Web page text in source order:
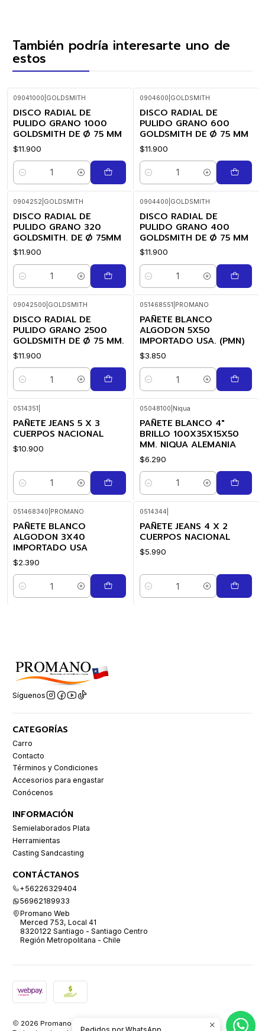
También podría interesarte uno de
estos
09041000 GOLDSMITH
DISCO RADIAL DE
PULIDO GRANO 1000
GOLDSMITH DE Ø 75 MM
$11.900
Cantidad
0904600 GOLDSMITH
DISCO RADIAL DE
PULIDO GRANO 600
GOLDSMITH DE Ø 75 MM
$11.900
Cantidad
0904252 GOLDSMITH
DISCO RADIAL DE
PULIDO GRANO 320
GOLDSMITH. DE Ø 75MM
$11.900
Cantidad
0904400 GOLDSMITH
DISCO RADIAL DE
PULIDO GRANO 400
GOLDSMITH DE Ø 75 MM
$11.900
Cantidad
09042500 GOLDSMITH
DISCO RADIAL DE
PULIDO GRANO 2500
GOLDSMITH DE Ø 75 MM.
$11.900
Cantidad
051468551 PROMANO
PAÑETE BLANCO
ALGODON 5X50
IMPORTADO USA. (PMN)
$3.850
Cantidad
0514351
PAÑETE JEANS 5 X 3
CUERPOS NACIONAL
$10.900
Cantidad
05048100 Niqua
PAÑETE BLANCO 4"
BRILLO 100X35X15X50
MM. NIQUA ALEMANIA
$6.290
Cantidad
051468340 PROMANO
PAÑETE BLANCO
ALGODON 3X40
IMPORTADO USA
$2.390
Cantidad
0514344
PAÑETE JEANS 4 X 2
CUERPOS NACIONAL
$5.990
Cantidad
Síguenos
CATEGORÍAS
Carro
Contacto
Términos y Condiciones
Accesorios para engastar
Conócenos
INFORMACIÓN
Semielaborados Plata
Herramientas
Casting Sandcasting
CONTÁCTANOS
+56226329404
56962189933
Promano Web
Merced 753, Local 41
8320122 Santiago - Santiago Centro
Región Metropolitana - Chile
2026 Promano.
Pedidos por WhatsApp